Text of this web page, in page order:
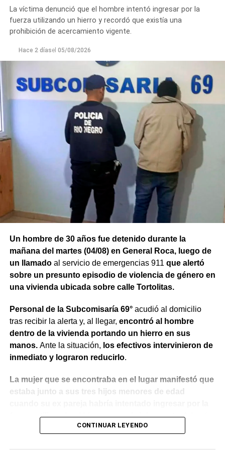
La víctima denunció que el hombre intentó ingresar por la
fuerza utilizando un hierro y recordó que existía una
prohibición de acercamiento vigente.
Hace 2 díasel 05/08/2026
Un hombre de 30 años fue detenido durante la
mañana del martes (04/08) en General Roca, luego de
un llamadoal servicio de emergencias 911 que alertó
sobre un presunto episodio de violencia de género en
una vivienda ubicada sobre calle Tortolitas.
Personal de la Subcomisaría 69°acudió al domicilio
tras recibir la alerta y, al llegar, encontró al hombre
dentro de la vivienda portando un hierro en sus
manos. Ante la situación, los efectivos intervinieron de
inmediato y lograron reducirlo.
La mujer que se encontraba en el lugar manifestó que
estaba junto a sus tres hijos menores de edad
fuerza utilizando el hierro para abrir la puerta.Además,
indicó que meses atrás había radicado una denuncia
CONTINUAR LEYENDO